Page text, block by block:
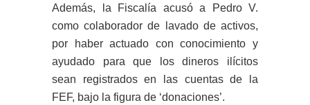
Además, la Fiscalía acusó a Pedro V.
como colaborador de lavado de activos,
por haber actuado con conocimiento y
ayudado para que los dineros ilícitos
sean registrados en las cuentas de la
FEF, bajo la figura de ‘donaciones’.